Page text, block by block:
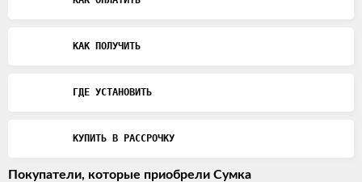
КАК ПОЛУЧИТЬ
ГДЕ УСТАНОВИТЬ
КУПИТЬ В РАССРОЧКУ
Покупатели, которые приобрели Сумка